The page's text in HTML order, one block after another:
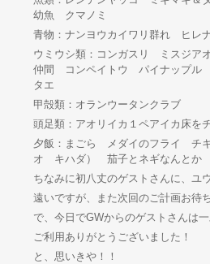
幼魚 クマノミ
青物：ナンヨウカイワリ群れ ヒレ
ウミウシ類：コンガスリ ミスジア
仲間 コンペイトウ パイナップ
タエ
甲殻類：オランウータンクラブ
頭足類：アオリイカ１ペアイカ床を
夕飯：まごら メダイのフライ チ
オ キハダ） 茄子とネギなんとか
ちなみに初八丈のゲストさんに、ユ
遠いですが、また次回のご計画お待
で、今日でGWからのゲストさんは一
ご利用ありがとうございました！
と、思いきや！！